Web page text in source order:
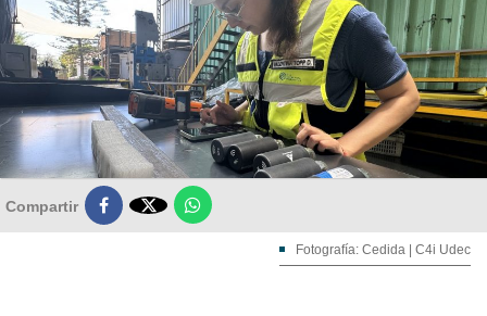
Compartir 
Fotografía: Cedida | C4i Udec